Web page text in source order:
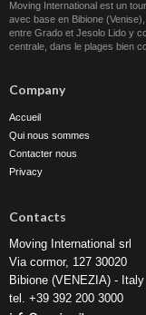
Moving International est un
avec base en Bibione
entre Grado et Jesolo Lido y
centrale, dans le plages bien
Company
Accueil
Qui nous sommes
Contacter nous
Privacy
Contacts
Moving International srl
Via cormor, 127 30020
Bibione (VENEZIA) - Italy
tel. +39 392 200 3000